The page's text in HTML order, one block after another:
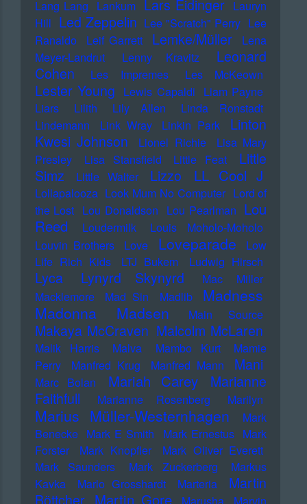
Lang Lang Lankum Lars Eidinger Lauryn
Hill Led Zeppelin Lee "Scratch" Perry Lee
Ranaldo
Leif Garrett Lemke/Müller
Lena
Meyer-Landrut
Lenny Kravitz
Leonard
Cohen
Les Impremes Les McKeown
Lester Young Lewis Capaldi Liam Payne
Liars
Lilith Lily Allen
Linda Ronstadt
Lindemann
Link Wray Linkin Park
Linton
Kwesi Johnson
Lionel Richie
Lisa Mary
Presley
Lisa Stansfield Little Feat
Little
Simz
Little Walter Lizzo LL Cool J
Lollapalooza Look Mum No Computer Lord of
the Lost Lou Donaldson Lou Pearlman Lou
Reed
Loudermilk
Louis Moholo-Moholo
Louvin Brothers
Love Loveparade
Low
Life Rich Kids
LTJ Bukem Ludwig Hirsch
Lyca Lynyrd Skynyrd
Mac Miller
Macklemore
Mad Sin Madlib
Madness
Madonna
Madsen Main Source
Makaya McCraven Malcolm McLaren
Malik Harris Malva Mambo Kurt
Mamie
Perry
Manfred Krug Manfred Mann Mani
Marc Bolan Mariah Carey
Marianne
Faithfull
Marianne Rosenberg Marilyn
Marius Müller-Westernhagen
Mark
Benecke Mark E Smith Mark Ernestus Mark
Forster
Mark Knopfler
Mark Oliver Everett
Mark Saunders
Mark Zuckerberg
Markus
Kavka
Marlo Grosshardt Marteria
Martin
Martin Gore